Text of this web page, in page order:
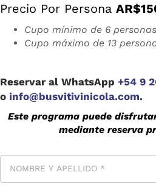
Precio Por Persona
Cupo mínimo de 6 personas
Cupo máximo de 13
Reservar al WhatsApp +54 9
o info@busvitivinicola.com.
Este programa puede
mediante reserva